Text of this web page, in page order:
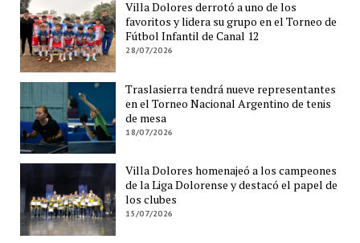
Villa Dolores derrotó a uno de los
favoritos y lidera su grupo en el Torneo de
Fútbol Infantil de Canal 12
28/07/2026
Traslasierra tendrá nueve representantes
en el Torneo Nacional Argentino de tenis
de mesa
18/07/2026
Villa Dolores homenajeó a los campeones
de la Liga Dolorense y destacó el papel de
los clubes
15/07/2026